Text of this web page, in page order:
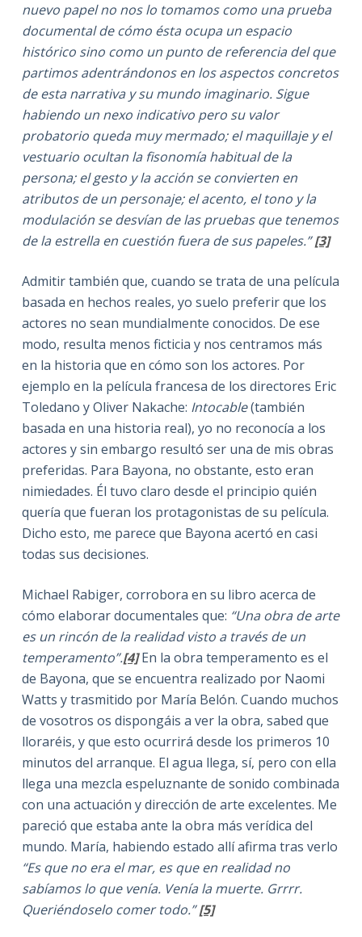
nuevo papel no nos lo tomamos como una prueba
documental de cómo ésta ocupa un espacio
histórico sino como un punto de referencia del que
partimos adentrándonos en los aspectos concretos
de esta narrativa y su mundo imaginario. Sigue
habiendo un nexo indicativo pero su valor
probatorio queda muy mermado; el maquillaje y el
vestuario ocultan la fisonomía habitual de la
persona; el gesto y la acción se convierten en
atributos de un personaje; el acento, el tono y la
modulación se desvían de las pruebas que tenemos
de la estrella en cuestión fuera de sus papeles.”[3]
Admitir también que, cuando se trata de una película
basada en hechos reales, yo suelo preferir que los
actores no sean mundialmente conocidos. De ese
modo, resulta menos ficticia y nos centramos más
en la historia que en cómo son los actores. Por
ejemplo en la película francesa de los directores Eric
Toledano y Oliver Nakache: Intocable(también
basada en una historia real), yo no reconocía a los
actores y sin embargo resultó ser una de mis obras
preferidas. Para Bayona, no obstante, esto eran
nimiedades. Él tuvo claro desde el principio quién
quería que fueran los protagonistas de su película.
Dicho esto, me parece que Bayona acertó en casi
todas sus decisiones.
Michael Rabiger, corrobora en su libro acerca de
cómo elaborar documentales que: “Una obra de arte
es un rincón de la realidad visto a través de un
temperamento”.[4] En la obra temperamento es el
de Bayona, que se encuentra realizado por Naomi
Watts y trasmitido por María Belón. Cuando muchos
de vosotros os dispongáis a ver la obra, sabed que
lloraréis, y que esto ocurrirá desde los primeros 10
minutos del arranque. El agua llega, sí, pero con ella
llega una mezcla espeluznante de sonido combinada
con una actuación y dirección de arte excelentes. Me
pareció que estaba ante la obra más verídica del
mundo. María, habiendo estado allí afirma tras verlo
“Es que no era el mar, es que en realidad no
sabíamos lo que venía. Venía la muerte. Grrrr.
Queriéndoselo comer todo.”[5]